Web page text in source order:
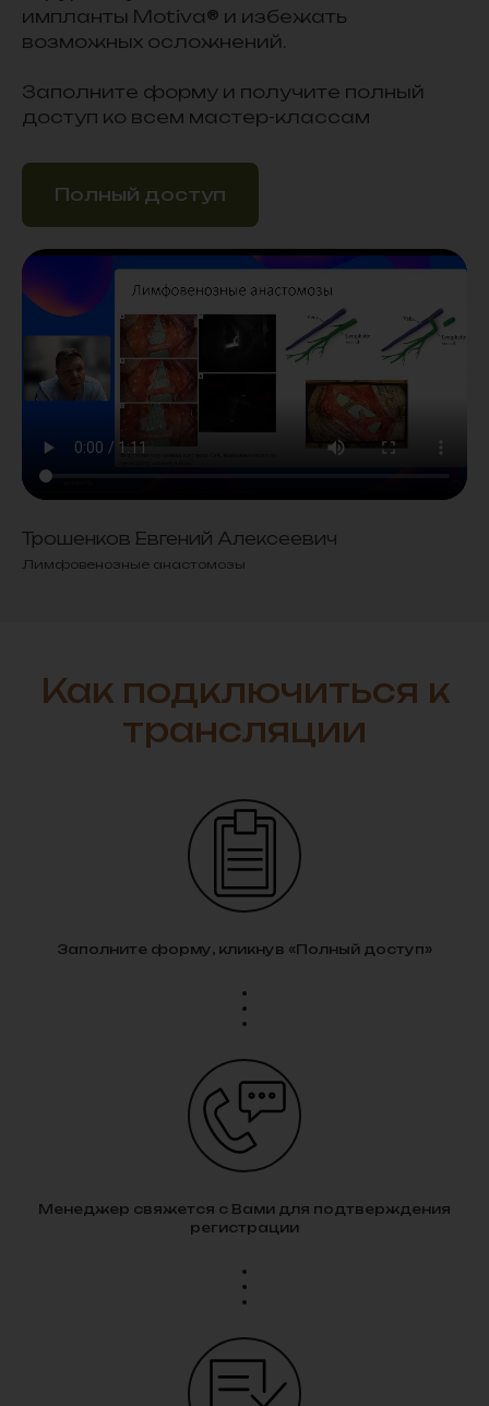
импланты Motiva® и избежать
возможных осложнений.
Заполните форму и получите полный
доступ ко всем мастер-классам
Полный доступ
Трошенков Евгений Алексеевич
Лимфовенозные анастомозы
Как подключиться к
трансляции
Заполните форму, кликнув «Полный доступ»
Менеджер свяжется с Вами для подтверждения
регистрации